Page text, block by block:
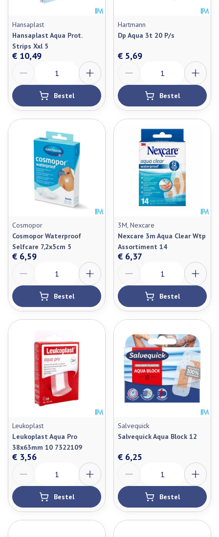
Hansaplast
Hansaplast Aqua Prot.
Strips Xxl 5
€ 10,49
Bestel
Hartmann
Dp Aqua 3t 20 P/s
€ 5,69
Bestel
Cosmopor
Cosmopor Waterproof
Selfcare 7,2x5cm 5
€ 6,59
Bestel
3M, Nexcare
Nexcare 3m Aqua Clear Wtp
Assortiment 14
€ 6,37
Bestel
Leukoplast
Leukoplast Aqua Pro
38x63mm 10 7322109
€ 3,56
Bestel
Salvequick
Salvequick Aqua Block 12
€ 6,25
Bestel